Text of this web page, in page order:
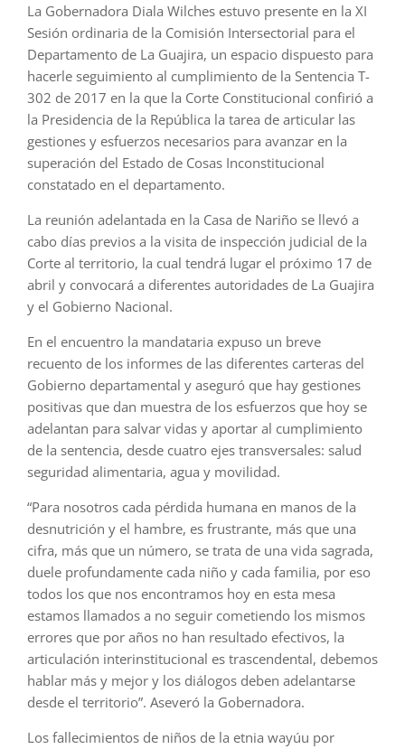
La Gobernadora Diala Wilches estuvo presente en la XI
Sesión ordinaria de la Comisión Intersectorial para el
Departamento de La Guajira, un espacio dispuesto para
hacerle seguimiento al cumplimiento de la Sentencia T-
302 de 2017 en la que la Corte Constitucional confirió a
la Presidencia de la República la tarea de articular las
gestiones y esfuerzos necesarios para avanzar en la
superación del Estado de Cosas Inconstitucional
constatado en el departamento.
La reunión adelantada en la Casa de Nariño se llevó a
cabo días previos a la visita de inspección judicial de la
Corte al territorio, la cual tendrá lugar el próximo 17 de
abril y convocará a diferentes autoridades de La Guajira
y el Gobierno Nacional.
En el encuentro la mandataria expuso un breve
recuento de los informes de las diferentes carteras del
Gobierno departamental y aseguró que hay gestiones
positivas que dan muestra de los esfuerzos que hoy se
adelantan para salvar vidas y aportar al cumplimiento
de la sentencia, desde cuatro ejes transversales: salud
seguridad alimentaria, agua y movilidad.
“Para nosotros cada pérdida humana en manos de la
desnutrición y el hambre, es frustrante, más que una
cifra, más que un número, se trata de una vida sagrada,
duele profundamente cada niño y cada familia, por eso
todos los que nos encontramos hoy en esta mesa
estamos llamados a no seguir cometiendo los mismos
errores que por años no han resultado efectivos, la
articulación interinstitucional es trascendental, debemos
hablar más y mejor y los diálogos deben adelantarse
desde el territorio”. Aseveró la Gobernadora.
Los fallecimientos de niños de la etnia wayúu por